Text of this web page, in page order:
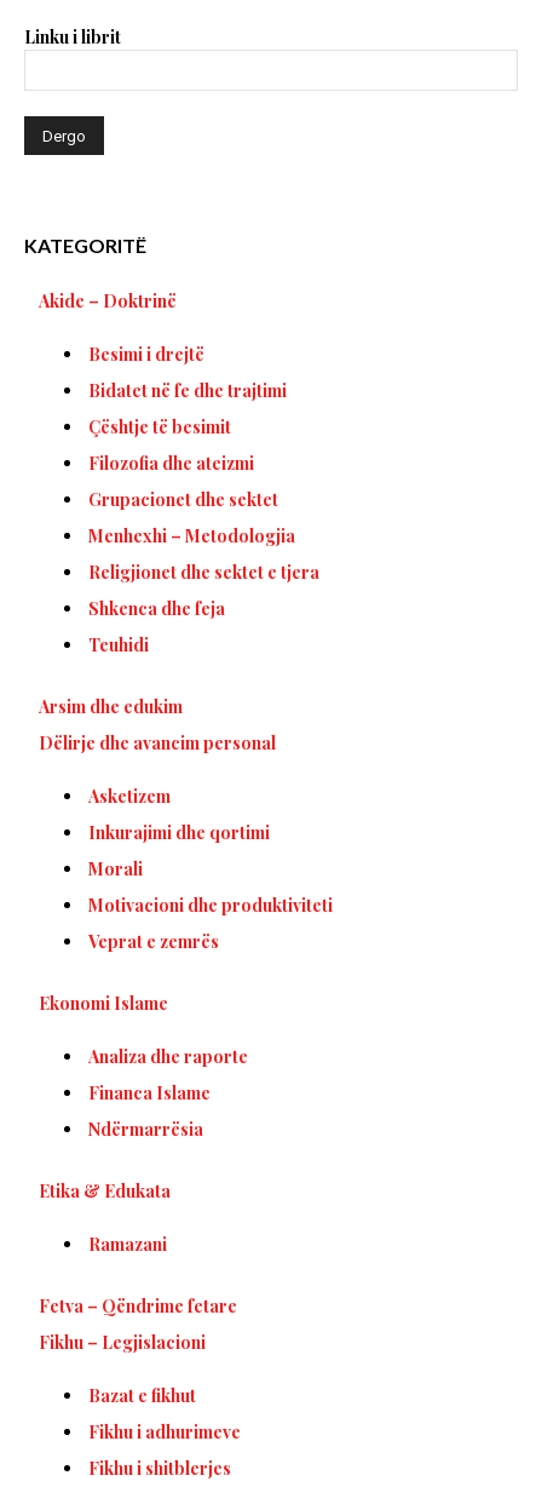
Linku i librit
KATEGORITË
Akide – Doktrinë
Besimi i drejtë
Bidatet në fe dhe trajtimi
Çështje të besimit
Filozofia dhe ateizmi
Grupacionet dhe sektet
Menhexhi – Metodologjia
Religjionet dhe sektet e tjera
Shkenca dhe feja
Teuhidi
Arsim dhe edukim
Dëlirje dhe avancim personal
Asketizem
Inkurajimi dhe qortimi
Morali
Motivacioni dhe produktiviteti
Veprat e zemrës
Ekonomi Islame
Analiza dhe raporte
Financa Islame
Ndërmarrësia
Etika & Edukata
Ramazani
Fetva – Qëndrime fetare
Fikhu – Legjislacioni
Bazat e fikhut
Fikhu i adhurimeve
Fikhu i shitblerjes